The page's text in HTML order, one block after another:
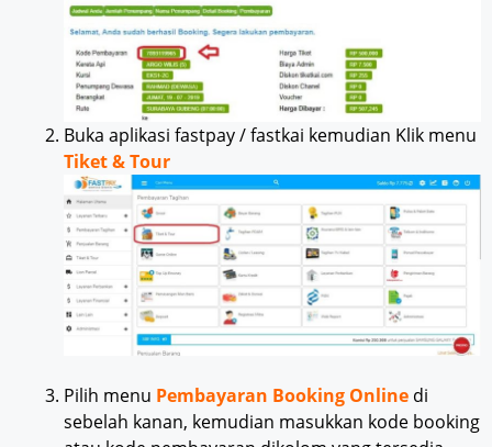
Buka aplikasi fastpay / fastkai kemudian Klik menu
Tiket & Tour
Pilih menu Pembayaran Booking Online di
sebelah kanan, kemudian masukkan kode booking